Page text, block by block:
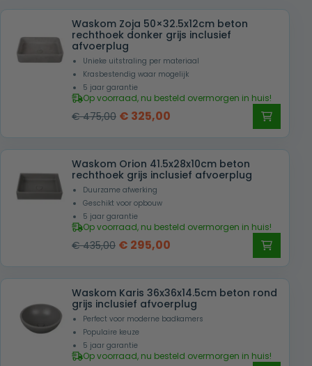
Waskom Zoja 50×32.5x12cm beton
rechthoek donker grijs inclusief
afvoerplug
Unieke uitstraling per materiaal
Krasbestendig waar mogelijk
5 jaar garantie
Op voorraad, nu besteld overmorgen in huis!
€475,00 Oorspronkelijke
was:
€ 475,00.
€ 325,00
is:
€ 325,00.
Waskom Orion 41.5x28x10cm beton
rechthoek grijs inclusief afvoerplug
Duurzame afwerking
Geschikt voor opbouw
5 jaar garantie
Op voorraad, nu besteld overmorgen in huis!
€435,00 Oorspronkelijke
was:
€ 435,00.
€ 295,00
is:
€ 295,00.
Waskom Karis 36x36x14.5cm beton rond
grijs inclusief afvoerplug
Perfect voor moderne badkamers
Populaire keuze
5 jaar garantie
Op voorraad, nu besteld overmorgen in huis!